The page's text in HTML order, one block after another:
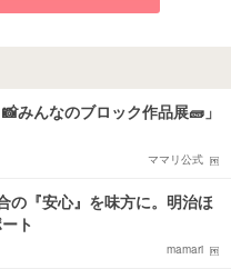
みんなのブロック作品展🧱」
ママリ公式
の『安心』を味方に。明治ほ
ト
mamari